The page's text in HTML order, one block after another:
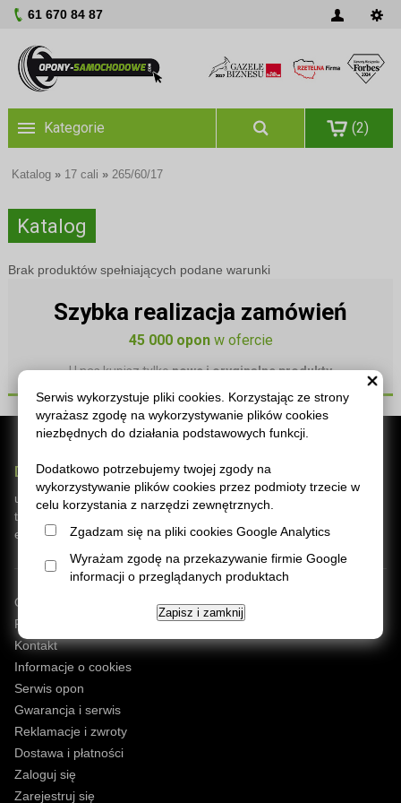
Serwis wykorzystuje pliki cookies. Korzystając ze strony
wyrażasz zgodę na wykorzystywanie plików cookies
niezbędnych do działania podstawowych funkcji.
Dodatkowo potrzebujemy twojej zgody na
wykorzystywanie plików cookies przez podmioty trzecie w
celu korzystania z narzędzi zewnętrznych.
Zgadzam się na pliki cookies Google Analytics
Wyrażam zgodę na przekazywanie firmie Google
informacji o przeglądanych produktach
Zapisz i zamknij
61 670 84 87
Kategorie (2)
Katalog » 17 cali » 265/60/17
Katalog
Brak produktów spełniających podane warunki
Szybka realizacja zamówień
45 000 oponw ofercie
U nas kupisz tylkonowe i oryginalne produkty
Digito Group Sp z o.o.
ul. Gnieźnieńska 66 62-006 Bogucin k.Poznania
tel:
61 670 84 87
e-mail:sklep@opony-samochodowe.com
O sklepie
Regulamin
Kontakt
Informacje o cookies
Serwis opon
Gwarancja i serwis
Reklamacje i zwroty
Dostawa i płatności
Zaloguj się
Zarejestruj się